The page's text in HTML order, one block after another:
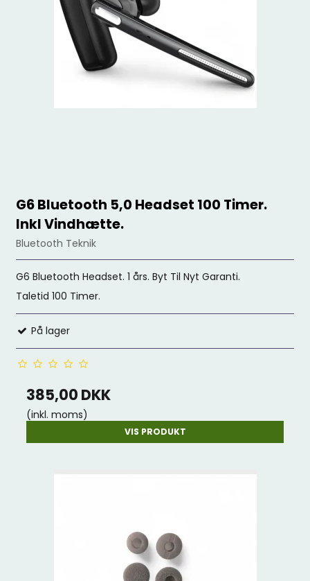
G6 Bluetooth 5,0 Headset 100 Timer.
Inkl Vindhætte.
Bluetooth Teknik
G6 Bluetooth Headset. 1 års. Byt Til Nyt Garanti.
Taletid 100 Timer.
På lager
385,00 DKK
(inkl. moms)
VIS PRODUKT